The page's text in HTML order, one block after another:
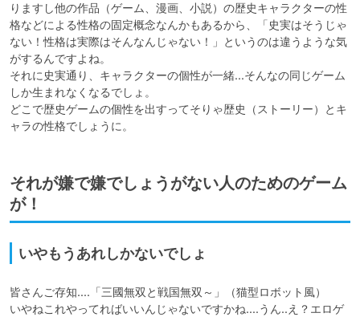
りますし他の作品（ゲーム、漫画、小説）の歴史キャラクターの性
格などによる性格の固定概念なんかもあるから、「史実はそうじゃ
ない！性格は実際はそんなんじゃない！」というのは違うような気
がするんですよね。
それに史実通り、キャラクターの個性が一緒...そんなの同じゲーム
しか生まれなくなるでしょ。
どこで歴史ゲームの個性を出すってそりゃ歴史（ストーリー）とキ
ャラの性格でしょうに。
それが嫌で嫌でしょうがない人のためのゲーム
が！
いやもうあれしかないでしょ
皆さんご存知....「三國無双と戦国無双～」（猫型ロボット風）
いやねこれやってればいいんじゃないですかね....うん..え？エロゲ